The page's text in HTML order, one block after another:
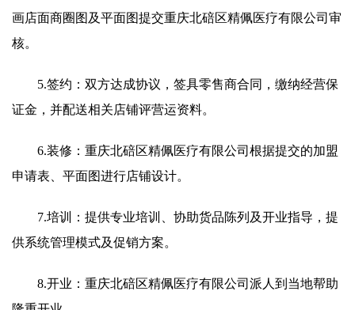
画店面商圈图及平面图提交重庆北碚区精佩医疗有限公司审
核。
5.签约：双方达成协议，签具零售商合同，缴纳经营保
证金，并配送相关店铺评营运资料。
6.装修：重庆北碚区精佩医疗有限公司根据提交的加盟
申请表、平面图进行店铺设计。
7.培训：提供专业培训、协助货品陈列及开业指导，提
供系统管理模式及促销方案。
8.开业：重庆北碚区精佩医疗有限公司派人到当地帮助